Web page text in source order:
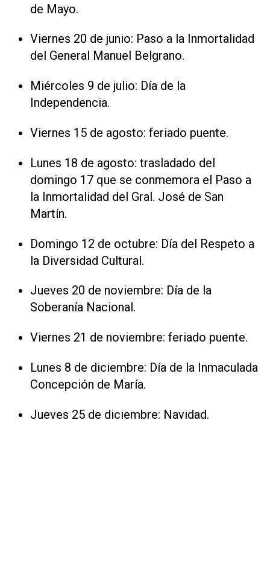
de Mayo.
Viernes 20 de junio: Paso a la Inmortalidad
del General Manuel Belgrano.
Miércoles 9 de julio: Día de la
Independencia.
Viernes 15 de agosto: feriado puente.
Lunes 18 de agosto: trasladado del
domingo 17 que se conmemora el Paso a
la Inmortalidad del Gral. José de San
Martín.
Domingo 12 de octubre: Día del Respeto a
la Diversidad Cultural.
Jueves 20 de noviembre: Día de la
Soberanía Nacional.
Viernes 21 de noviembre: feriado puente.
Lunes 8 de diciembre: Día de la Inmaculada
Concepción de María.
Jueves 25 de diciembre: Navidad.